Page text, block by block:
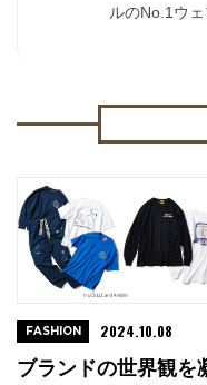
ルのNo.1ウ
ブランドの世界観を
FASHION 2024.10.08